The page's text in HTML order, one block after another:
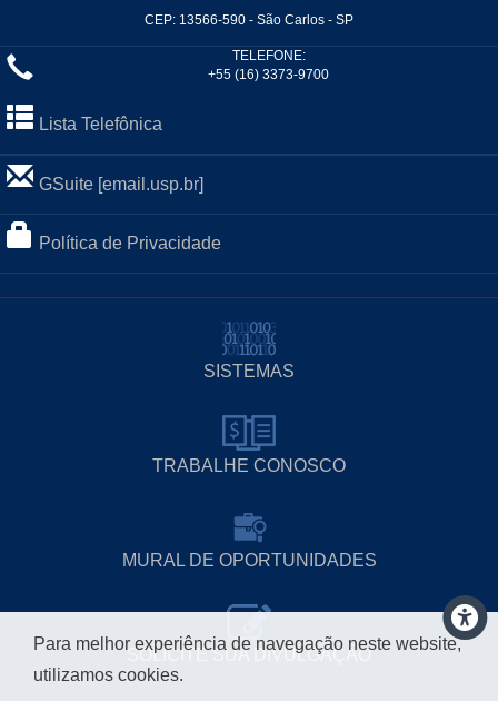
CEP: 13566-590 - São Carlos - SP
TELEFONE:
+55 (16) 3373-9700
Lista Telefônica
GSuite [email.usp.br]
Política de Privacidade
SISTEMAS
TRABALHE CONOSCO
MURAL DE OPORTUNIDADES
SOLICITE SUA DIVULGAÇÃO
Para melhor experiência de navegação neste website,
utilizamos cookies.